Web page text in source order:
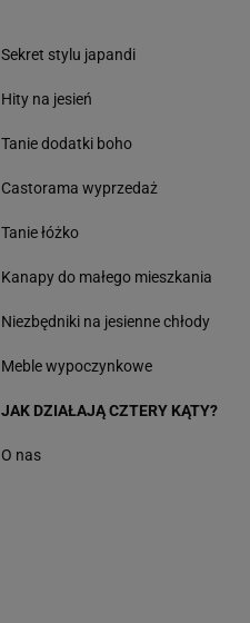
Sekret stylu japandi
Hity na jesień
Tanie dodatki boho
Castorama wyprzedaż
Tanie łóżko
Kanapy do małego mieszkania
Niezbędniki na jesienne chłody
Meble wypoczynkowe
JAK DZIAŁAJĄ CZTERY KĄTY?
O nas